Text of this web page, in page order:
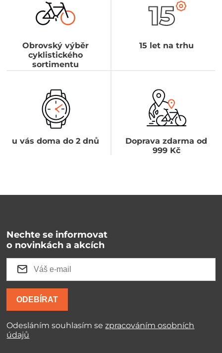
Obrovský výběr
cyklistického
sortimentu
15 let na trhu
u vás doma do 2 dnů
Doprava zdarma od
999 Kč
Nechte se informovat
o novinkách a akcích
ODEBÍRAT
Odesláním souhlasím sezpracováním osobních
údajů